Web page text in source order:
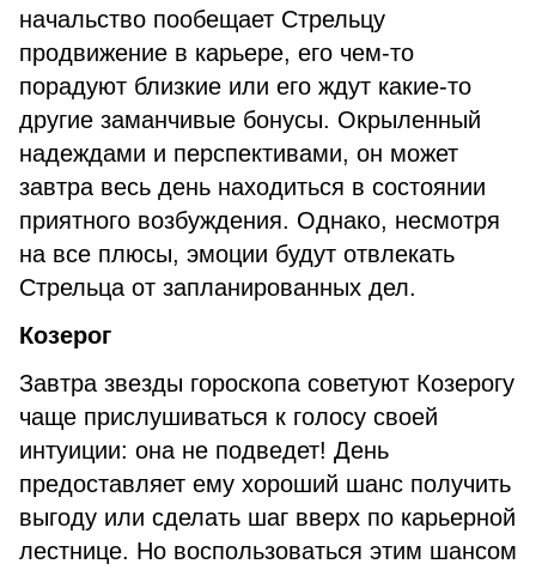
начальство пообещает Стрельцу
продвижение в карьере, его чем-то
порадуют близкие или его ждут какие-то
другие заманчивые бонусы. Окрыленный
надеждами и перспективами, он может
завтра весь день находиться в состоянии
приятного возбуждения. Однако, несмотря
на все плюсы, эмоции будут отвлекать
Стрельца от запланированных дел.
Козерог
Завтра звезды гороскопа советуют Козерогу
чаще прислушиваться к голосу своей
интуиции: она не подведет! День
предоставляет ему хороший шанс получить
выгоду или сделать шаг вверх по карьерной
лестнице. Но воспользоваться этим шансом